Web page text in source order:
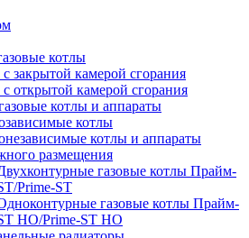
котлы
закрытой камерой сгорания
открытой камерой сгорания
котлы и аппараты
котлы
котлы и аппараты
размещения
газовые котлы Прайм-
Prime-ST
газовые котлы Прайм-
HO/Prime-ST HO